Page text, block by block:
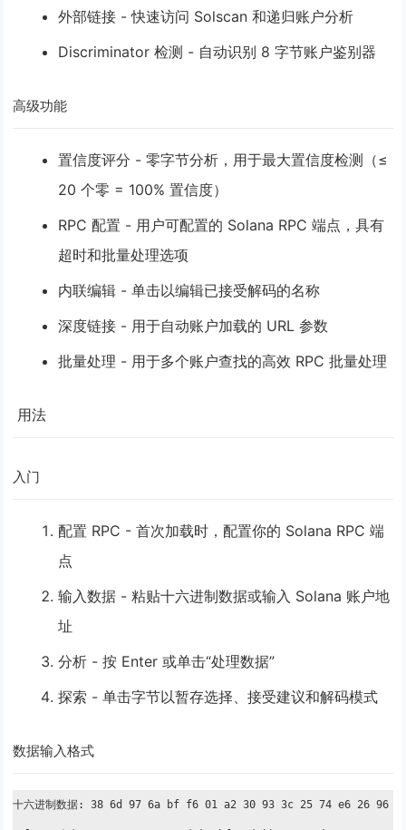
外部链接 - 快速访问 Solscan 和递归账户分析
Discriminator 检测 - 自动识别 8 字节账户鉴别器
高级功能
置信度评分 - 零字节分析，用于最大置信度检测（≤
20 个零 = 100% 置信度）
RPC 配置 - 用户可配置的 Solana RPC 端点，具有
超时和批量处理选项
内联编辑 - 单击以编辑已接受解码的名称
深度链接 - 用于自动账户加载的 URL 参数
批量处理 - 用于多个账户查找的高效 RPC 批量处理
️ 用法
入门
配置 RPC - 首次加载时，配置你的 Solana RPC 端
点
输入数据 - 粘贴十六进制数据或输入 Solana 账户地
址
分析 - 按 Enter 或单击“处理数据”
探索 - 单击字节以暂存选择、接受建议和解码模式
数据输入格式
十六进制数据: 38 6d 97 6a bf f6 01 a2 30 93 3c 25 74 e6 26 96